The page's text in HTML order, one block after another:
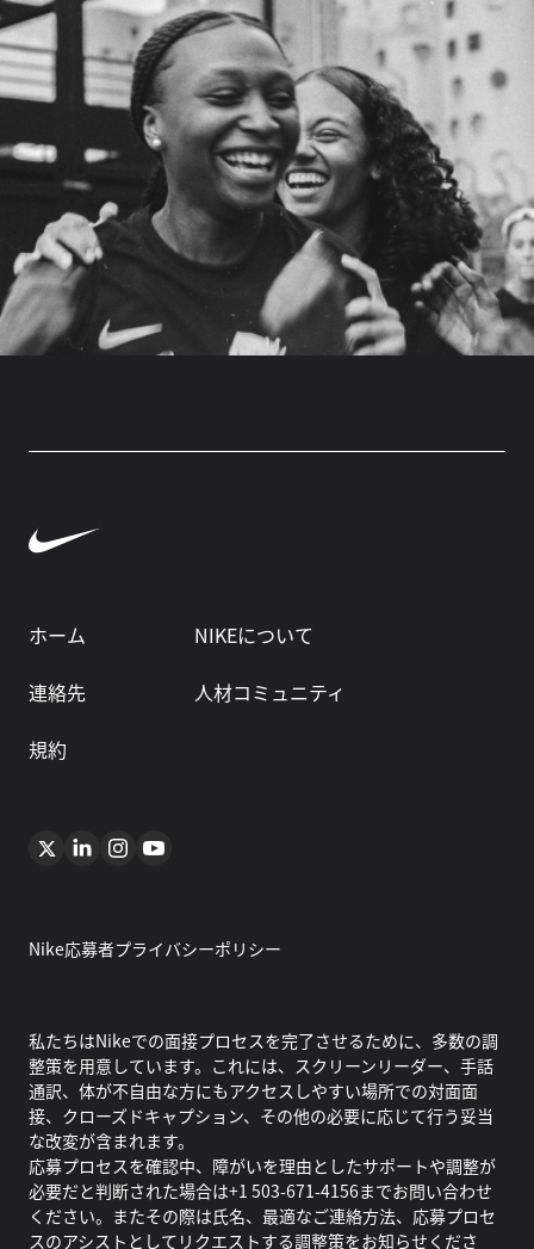
ホーム
NIKEについて
連絡先
人材コミュニティ
規約
Nike応募者プライバシーポリシー
私たちはNikeでの面接プロセスを完了させるために、多数の調
整策を用意しています。これには、スクリーンリーダー、手話
通訳、体が不自由な方にもアクセスしやすい場所での対面面
接、クローズドキャプション、その他の必要に応じて行う妥当
な改変が含まれます。
応募プロセスを確認中、障がいを理由としたサポートや調整が
必要だと判断された場合は+1 503-671-4156までお問い合わせ
ください。またその際は氏名、最適なご連絡方法、応募プロセ
スのアシストとしてリクエストする調整策をお知らせくださ